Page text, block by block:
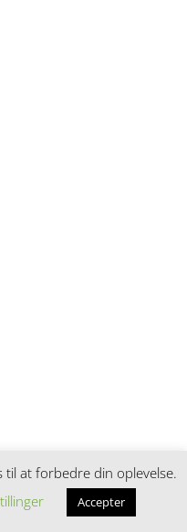
til at forbedre din oplevelse.
Accepter